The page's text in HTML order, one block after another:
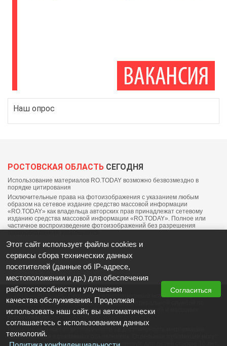
Наш опрос
РОСТОВСКАЯ ОБЛАСТЬ СЕГОДНЯ
Использование материалов RO.TODAY возможно безвозмездно в
порядке цитирования
Исключительные права на фотоизображения с указанием любым
образом на сетевое издание средство массовой информации
«RO.TODAY» как владельца авторских прав принадлежат сетевому
изданию средства массовой информации «RO.TODAY». Полное или
частичное воспроизведение фотоизображений без разрешения
© 2018 — 2025, «РО Сегодня». Регистрационный номер СМИ: ЭЛ №
ФС77-76703 от 06 сентября 2019 выдано федеральной службой по
надзору в сфере связи, информационных технологий и массовых
Редакция не несет ответственности за достоверность информации,
содержащейся в рекламных объявлениях. Отдельные публикации могут
содержать информацию, не предназначенную для детей старше 16 лет.
Этот сайт использует файлы cookies и
сервисы сбора технических данных
посетителей (данные об IP-адресе,
местоположении и др.) для обеспечения
работоспособности и улучшения
качества обслуживания. Продолжая
использовать наш сайт, вы автоматически
соглашаетесь с использованием данных
технологий.
Согласиться